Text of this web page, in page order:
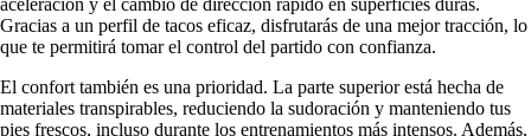
aceleración y el cambio de dirección rápido en superficies duras.
Gracias a un perfil de tacos eficaz, disfrutarás de una mejor tracción, lo
que te permitirá tomar el control del partido con confianza.
El confort también es una prioridad. La parte superior está hecha de
materiales transpirables, reduciendo la sudoración y manteniendo tus
pies frescos, incluso durante los entrenamientos más intensos. Además,